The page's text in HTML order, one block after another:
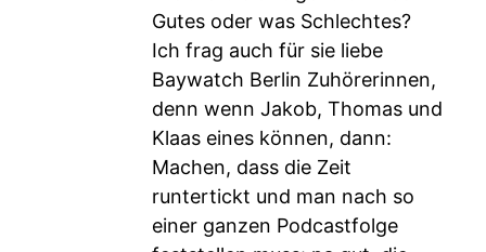
Gutes oder was Schlechtes?
Ich frag auch für sie liebe
Baywatch Berlin Zuhörerinnen,
denn wenn Jakob, Thomas und
Klaas eines können, dann:
Machen, dass die Zeit
runtertickt und man nach so
einer ganzen Podcastfolge